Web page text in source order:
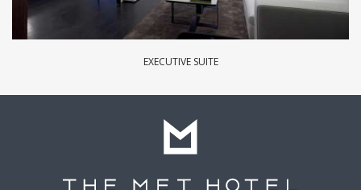
EXECUTIVE SUITE